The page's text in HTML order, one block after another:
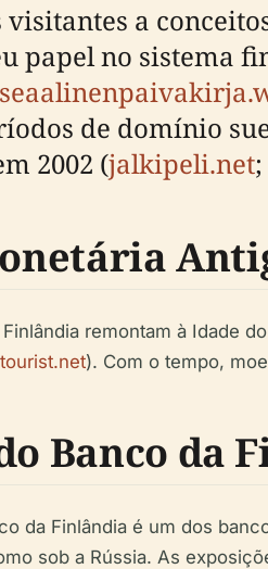
a
papel no sistema
de domínio
2002 (jalkipeli.net;
remontam à Idade
). Com o tempo,
Banco da
da Finlândia é um dos
sob a Rússia. As